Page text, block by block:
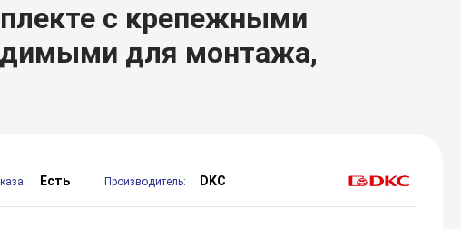
с крепежными
для монтажа,
Есть Производитель: DKC